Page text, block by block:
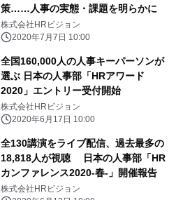
策……人事の実態・課題を明らかに
株式会社HRビジョン
2020年7月7日 10:00
全国160,000人の人事キーパーソンが
選ぶ 日本の人事部「HRアワード
2020」エントリー受付開始
株式会社HRビジョン
2020年6月17日 10:00
全130講演をライブ配信、過去最多の
18,818人が視聴 日本の人事部「HR
カンファレンス2020-春-」開催報告
株式会社HRビジョン